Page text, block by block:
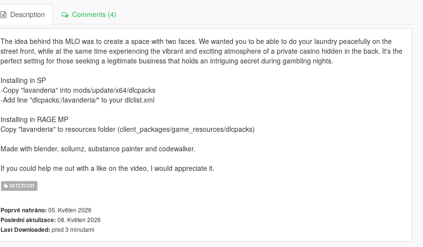
Description Comments (4)
The idea behind this MLO was to create a space with two faces. We wanted you to be able to do your laundry peacefully on the
street front, while at the same time experiencing the vibrant and exciting atmosphere of a private casino hidden in the back. It's the
perfect setting for those seeking a legitimate business that holds an intriguing secret during gambling nights.
Installing in SP
-Copy "lavanderia" into mods/update/x64/dlcpacks
-Add line "dlcpacks:/lavanderia/" to your dlclist.xml
Installing in RAGE MP
Copy "lavanderia" to resources folder (client_packages/game_resources/dlcpacks)
Made with blender, sollumz, substance painter and codewalker.
If you could help me out with a like on the video, I would appreciate it.
INTERIOR
Poprvé nahráno: 05. Květen 2026
Poslední aktulizace: 08. Květen 2026
Last Downloaded: před 3 minutami